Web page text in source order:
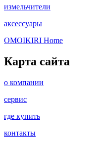
измельчители
аксессуары
OMOIKIRI Home
Карта сайта
о компании
сервис
где купить
контакты